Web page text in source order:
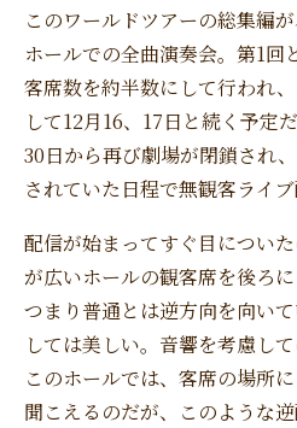
このワールドツアーの総集編
ホールでの全曲演奏会。第1回
客席数を約半数にして行われ
して12月16、17日と続く予定
30日から再び劇場が閉鎖され
されていた日程で無観客ライブ
配信が始まってすぐ目につい
が広いホールの観客席を後ろ
つまり普通とは逆方向を向い
しては美しい。音響を考慮し
このホールでは、客席の場所
聞こえるのだが、このような